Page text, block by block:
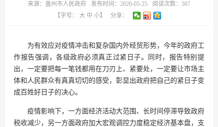
来源： 盖州市人民政府 发布时间：2020-05-25 阅读次数： 507
【字号： 大 中 小】 分享：
为有效应对疫情冲击和复杂国内外经贸形势，今年的政府工
作报告强调，各级政府必须真正过紧日子。同时，报告特别提
出，一定要把每一笔钱都用在刀刃上、紧要处，一定要让市场主
体和人民群众有真真切切的感受，彰显出政府把自己的紧日子变
成百姓好日子的决心。
疫情影响下，一方面经济活动大范围、长时间停滞导致政府
税收减少，另一方面政府加大宏观调控力度稳定经济基本盘，支